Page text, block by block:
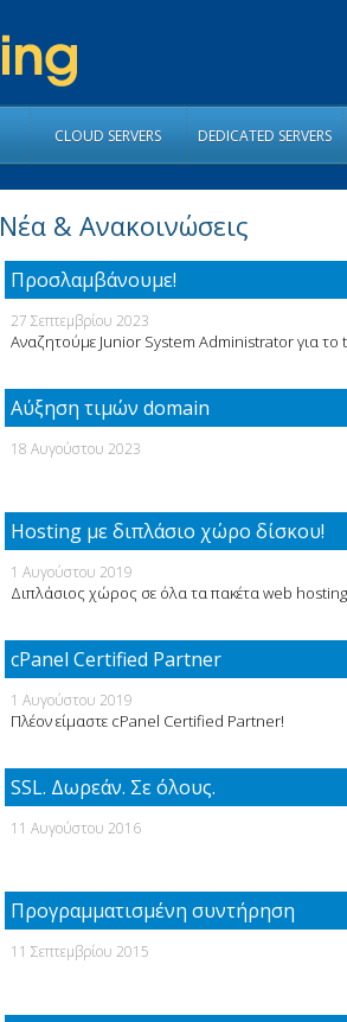
CLOUD SERVERS DEDICATED SERVERS
Νέα & Ανακοινώσεις
Προσλαμβάνουμε!
27 Σεπτεμβρίου 2023
Αναζητούμε Junior System Administrator για το
Αύξηση τιμών domain
18 Αυγούστου 2023
Hosting με διπλάσιο χώρο δίσκου!
1 Αυγούστου 2019
Διπλάσιος χώρος σε όλα τα πακέτα web
cPanel Certified Partner
1 Αυγούστου 2019
Πλέον είμαστε cPanel Certified Partner!
SSL. Δωρεάν. Σε όλους.
11 Αυγούστου 2016
Προγραμματισμένη συντήρηση
11 Σεπτεμβρίου 2015